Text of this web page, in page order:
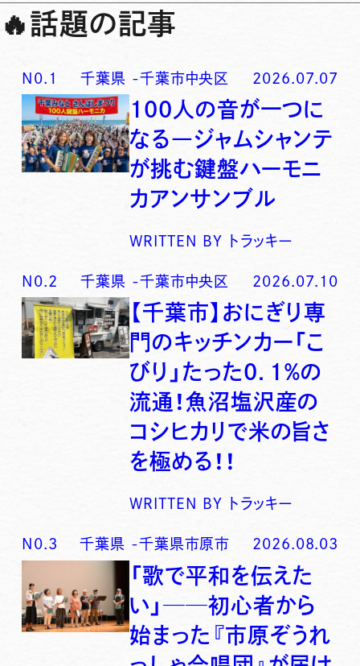
🔥話題の記事
N0. 1 千葉県 -千葉市中央区 2026.07.07
100人の音が一つに
なる―ジャムシャンテ
が挑む鍵盤ハーモニ
カアンサンブル
WRITTEN BY トラッキー
N0. 2 千葉県 -千葉市中央区 2026.07.10
【千葉市】おにぎり専
門のキッチンカー「こ
びり」たった0．1％の
流通！魚沼塩沢産の
コシヒカリで米の旨さ
を極める！！
WRITTEN BY トラッキー
N0. 3 千葉県 -千葉県市原市 2026.08.03
「歌で平和を伝えた
い」──初心者から
始まった『市原ぞうれ